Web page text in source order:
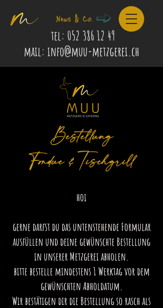
News & Co.
tel: 052 386 12 49
mail: info@muu-metzgerei.ch
Bestellung
Fondue & Tischgrill
hoi
gerne darfst du das untenstehende Formular
ausfüllen und deine gewünschte Bestellung
in unserer Metzgerei abholen.
bitte bestelle mindestens 1 Werktag vor dem
gewünschten Abholdatum.
Wir bestätigen dir die Bestellung so rasch als